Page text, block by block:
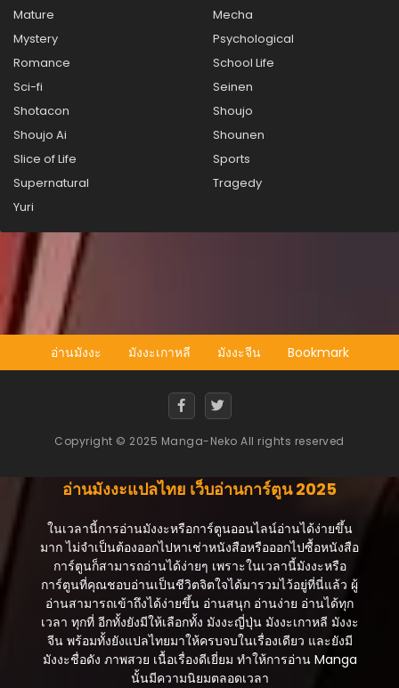
ตอนที่ 1
Mature
Mecha
Mystery
Psychological
Romance
School Life
Sci-fi
Seinen
Shotacon
Shoujo
Shoujo Ai
Shounen
Slice of Life
Sports
Supernatural
Tragedy
Yuri
อ่านมังงะ มังงะเกาหลี มังงะจีน Bookmark
Copyright © 2025 Manga-Neko All rights reserved
อ่านมังงะแปลไทย เว็บอ่านการ์ตูน 2025
ในเวลานี้การอ่านมังงะหรือการ์ตูนออนไลน์อ่านได้ง่ายขึ้น
มาก ไม่จำเป็นต้องออกไปหาเช่าหนังสือหรือออกไปซื้อหนังสือ
การ์ตูนก็สามารถอ่านได้ง่ายๆ เพราะในเวลานี้มังงะหรือ
การ์ตูนที่คุณชอบอ่านเป็นชีวิตจิตใจได้มารวมไว้อยู่ที่นี่แล้ว ผู้
อ่านสามารถเข้าถึงได้ง่ายขึ้น อ่านสนุก อ่านง่าย อ่านได้ทุก
เวลา ทุกที่ อีกทั้งยังมีให้เลือกทั้ง มังงะญี่ปุ่น มังงะเกาหลี มังงะ
จีน พร้อมทั้งยังแปลไทยมาให้ครบจบในเรื่องเดียว และยังมี
มังงะชื่อดัง ภาพสวย เนื้อเรื่องดีเยี่ยม ทำให้การอ่าน Manga
นั้นมีความนิยมตลอดเวลา